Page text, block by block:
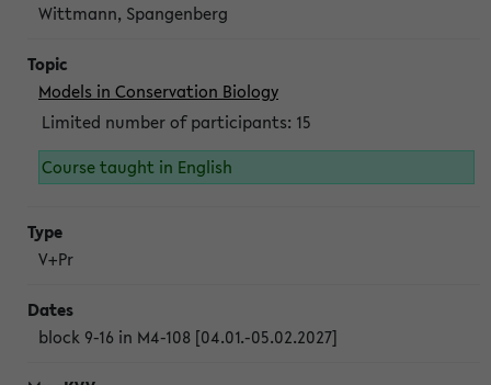
Wittmann, Spangenberg
Models in Conservation Biology
Limited number of participants: 15
Course taught in English
V+Pr
block 9-16 in M4-108 [04.01.-05.02.2027]